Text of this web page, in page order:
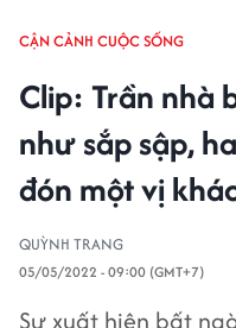
CẬN CẢNH CUỘC SỐNG
Clip: Trần nhà
như sắp sập,
đón một vị
QUỲNH TRANG
05/05/2022 - 09:00 (GMT+7)
Sự xuất hiện bất